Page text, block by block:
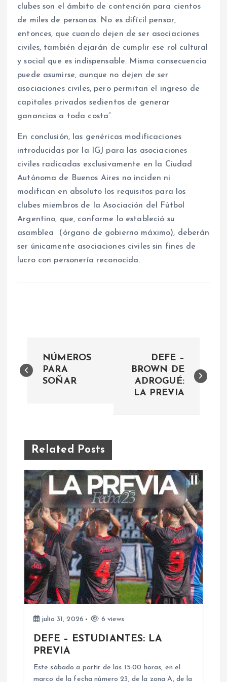
clubes son el ámbito de contención para cientos
de miles de personas. No es difícil pensar,
entonces, que cuando dejen de ser asociaciones
civiles, también dejarán de cumplir ese rol cultural
y social que es indispensable. Misma consecuencia
puede asumirse, aunque no dejen de ser
asociaciones civiles, pero permitan el ingreso de
capitales privados sedientos de generar
ganancias a toda costa”.
En conclusión, las genéricas modificaciones
introducidas por la IGJ para las asociaciones
civiles radicadas exclusivamente en la Ciudad
Autónoma de Buenos Aires no inciden ni
modifican en absoluto los requisitos para los
clubes miembros de la Asociación del Fútbol
Argentino, que, conforme lo estableció su
asamblea (órgano de gobierno máximo), deberán
ser únicamente asociaciones civiles sin fines de
lucro con personería reconocida.
a
a
c
ó
n
d
NÚMEROS
PARA
SOÑAR
DEFE –
BROWN DE
ADROGUÉ:
LA PREVIA
Related Posts
julio 31, 2026 6 views
DEFE – ESTUDIANTES: LA
PREVIA
Este sábado a partir de las 15:00 horas, en el
marco de la fecha número 23, de la zona A, de la